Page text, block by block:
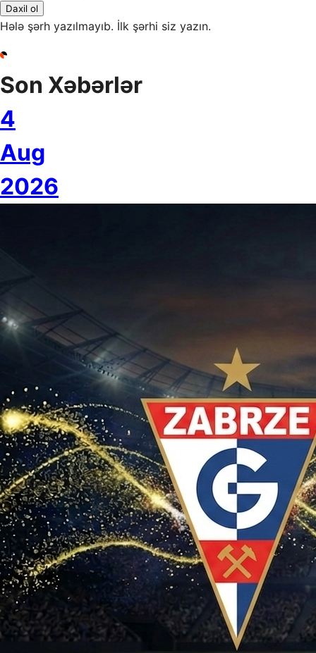
Daxil ol
Hələ şərh yazılmayıb. İlk şərhi siz yazın.
Son Xəbərlər
4
Aug
2026